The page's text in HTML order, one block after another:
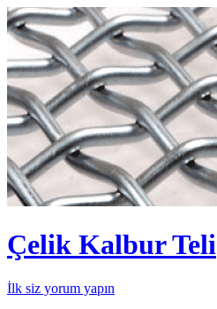
Çelik Kalbur Teli
İlk siz yorum yapın